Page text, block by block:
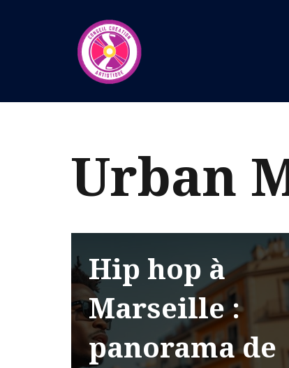
Urban
Hip hop à
Marseille :
panorama de